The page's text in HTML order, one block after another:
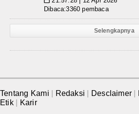
Dibaca:3360 pembaca
Selengkapnya
Tentang Kami Redaksi Desclaimer
Etik
Karir